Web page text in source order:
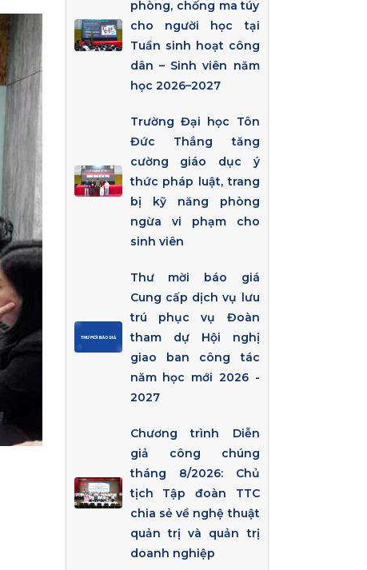
phòng, chống ma túy
cho người học tại
Tuần sinh hoạt công
dân – Sinh viên năm
học 2026–2027
Trường Đại học Tôn
Đức Thắng tăng
cường giáo dục ý
thức pháp luật, trang
bị kỹ năng phòng
ngừa vi phạm cho
sinh viên
Thư mời báo giá
Cung cấp dịch vụ lưu
trú phục vụ Đoàn
tham dự Hội nghị
giao ban công tác
năm học mới 2026 -
2027
Chương trình Diễn
giả công chúng
tháng 8/2026: Chủ
tịch Tập đoàn TTC
chia sẻ về nghệ thuật
quản trị và quản trị
doanh nghiệp